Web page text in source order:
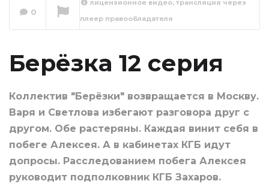
0
лицензионное видео, трансляция через
плеер правообладателя
Берёзка 12 серия
Коллектив "Берёзки" возвращается в Москву.
Варя и Светлова избегают разговора друг с
другом. Обе растеряны. Каждая винит себя в
побеге Алексея. А в кабинетах КГБ идут
допросы. Расследованием побега Алексея
руководит подполковник КГБ Захаров.